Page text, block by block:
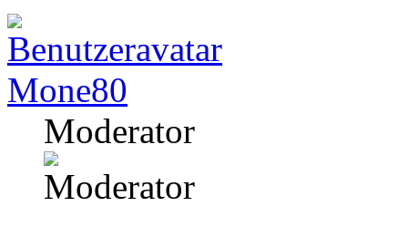
Mone80
Moderator